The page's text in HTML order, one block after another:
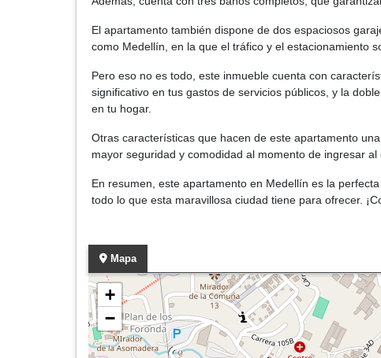
El apartamento también dispone de dos espaciosos
como Medellín, en la que el tráfico y el estacionamiento
Pero eso no es todo, este inmueble cuenta con
significativo en tus gastos de servicios públicos, y la
en tu hogar.
Otras características que hacen de este apartamento
mayor seguridad y comodidad al momento de ingresar
En resumen, este apartamento en Medellín es la
todo lo que esta maravillosa ciudad tiene para ofrecer.
Mapa
+
−